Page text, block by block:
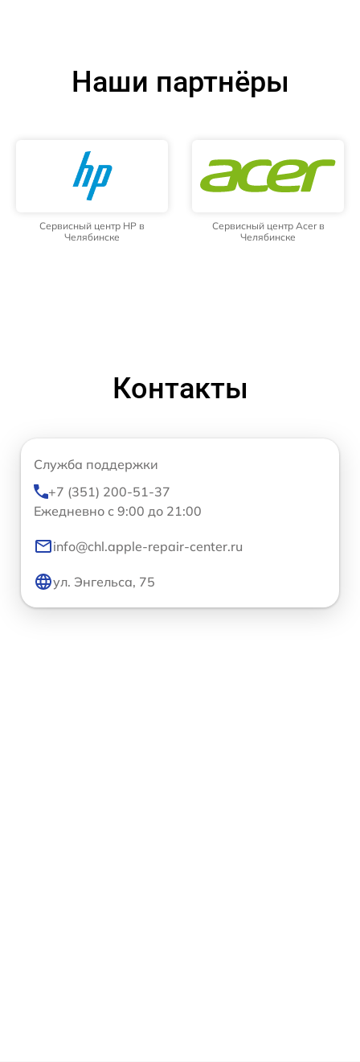
Наши партнёры
Сервисный центр HP в
Челябинске
Сервисный центр Acer в
Челябинске
Контакты
Служба поддержки
+7 (351) 200-51-37
Ежедневно с 9:00 до 21:00
info@chl.apple-repair-center.ru
ул. Энгельса, 75